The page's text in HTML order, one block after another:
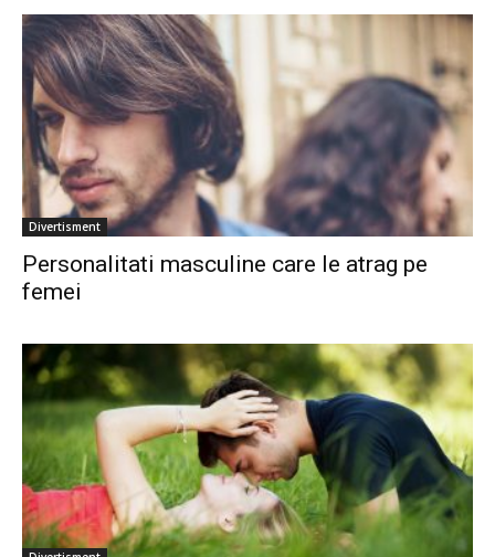
Divertisment
Personalitati masculine care le atrag pe
femei